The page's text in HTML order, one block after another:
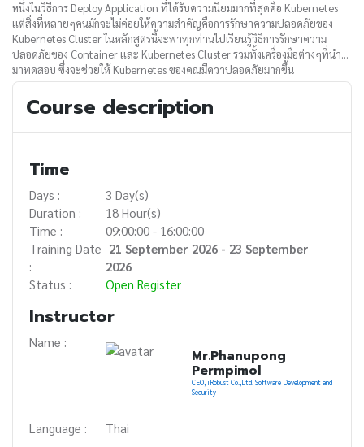
หนึ่งในวิธีการ Deploy Application ที่ได้รับความนิยมมากที่สุดคือ Kubernetes
แต่สิ่งที่หลายๆคนมักจะไม่ค่อยให้ความสำคัญคือการรักษาความปลอดภัยของ
Kubernetes Cluster ในหลักสูตรนี้จะพาทุกท่านไปเรียนรู้วิธีการรักษาความ
ปลอดภัยของ Container และ Kubernetes Cluster รวมทั้งเครื่องมือต่างๆที่นำ
มาทดสอบ ซึ่งจะช่วยให้ Kubernetes ของคุณมีควาปลอดภัยมากขึ้น
Course description
Time
Days :
3 Day(s)
Duration :
18 Hour(s)
Time :
09:00:00 - 16:00:00
Training Date
:
21 September 2026 - 23 September
2026
Status :
Open Register
Instructor
Name :
Mr.Phanupong
Permpimol
CEO, iRobust Co.,Ltd. Software Development and
Security
Language : Thai